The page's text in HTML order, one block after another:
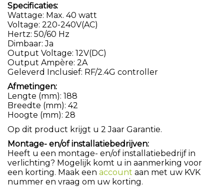
Specificaties:
Wattage: Max. 40 watt
Voltage: 220-240V(AC)
Hertz: 50/60 Hz
Dimbaar: Ja
Output Voltage: 12V(DC)
Output Ampère: 2A
Geleverd Inclusief: RF/2.4G controller
Afmetingen:
Lengte (mm): 188
Breedte (mm): 42
Hoogte (mm): 28
Op dit product krijgt u 2 Jaar Garantie.
Montage- en/of installatiebedrijven:
Heeft u een montage- en/of installatiebedrijf in
verlichting? Mogelijk komt u in aanmerking voor
een korting. Maak een account aan met uw KVK
nummer en vraag om uw korting.